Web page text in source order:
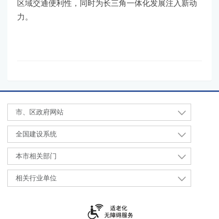
区域交通便利性，同时为长三角一体化发展注入新动
力。
市、区政府网站
全国建设系统
本市相关部门
相关行业单位